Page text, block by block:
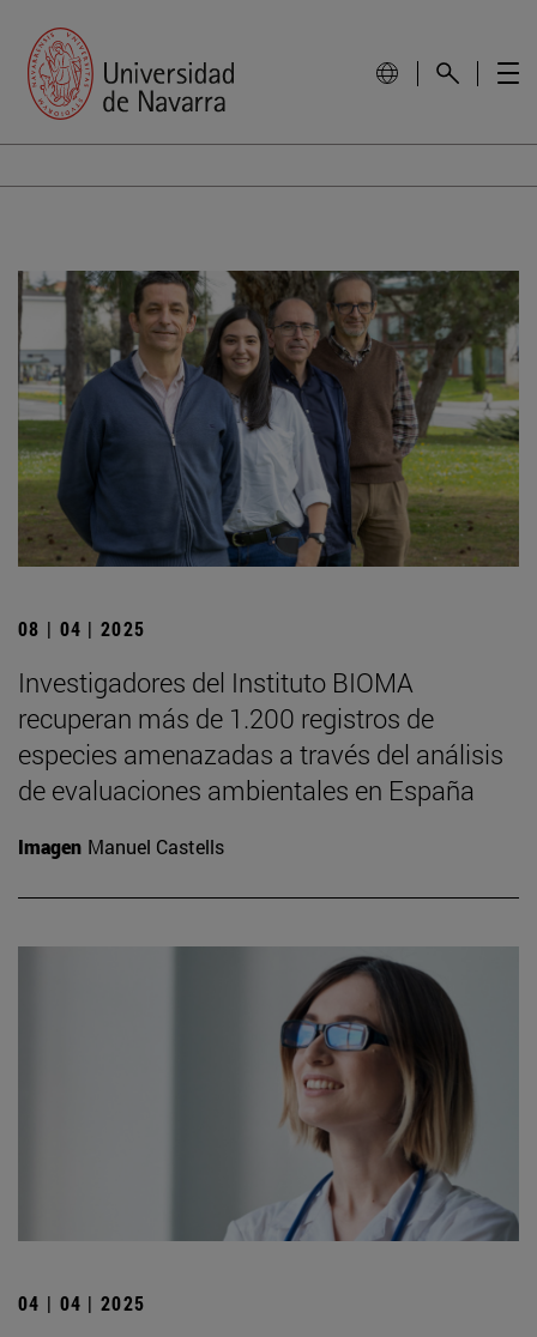
08 | 04 | 2025
Investigadores del Instituto BIOMA
recuperan más de 1.200 registros de
especies amenazadas a través del análisis
de evaluaciones ambientales en España
Imagen Manuel Castells
04 | 04 | 2025